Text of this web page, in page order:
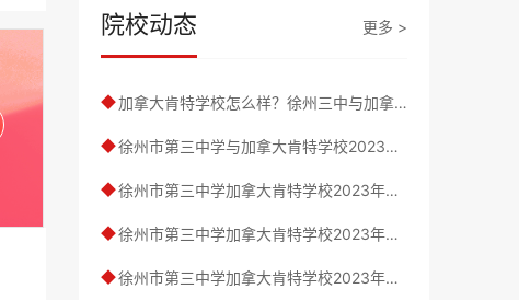
院校动态 更多 >
◆ 加拿大肯特学校怎么样？徐州三中与加拿大肯特学校联合办学介绍
◆ 徐州市第三中学与加拿大肯特学校2023年招生录取方式介绍
◆ 徐州市第三中学加拿大肯特学校2023年收费标准和奖学金制度介绍
◆ 徐州市第三中学加拿大肯特学校2023年招生简章，附学费标准介绍
◆ 徐州市第三中学加拿大肯特学校2023年课程设置